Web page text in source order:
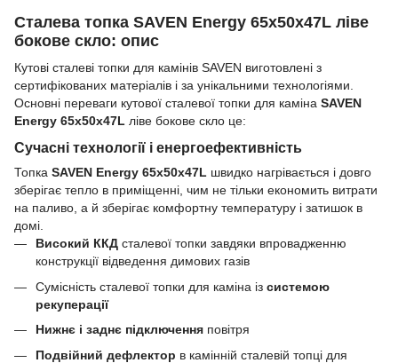
Сталева топка SAVEN Energy 65х50х47L ліве
бокове скло: опис
Кутові сталеві топки для камінів SAVEN виготовлені з
сертифікованих матеріалів і за унікальними технологіями.
Основні переваги кутової сталевої топки для каміна SAVEN
Energy 65х50х47L ліве бокове скло це:
Сучасні технології і енергоефективність
Топка SAVEN Energy 65х50х47L швидко нагрівається і довго
зберігає тепло в приміщенні, чим не тільки економить витрати
на паливо, а й зберігає комфортну температуру і затишок в
домі.
Високий ККД сталевої топки завдяки впровадженню
конструкції відведення димових газів
Сумісність сталевої топки для каміна із системою
рекуперації
Нижнє і заднє підключення повітря
Подвійний дефлектор в камінній сталевій топці для